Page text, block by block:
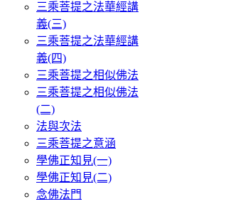
三乘菩提之法華經講
義(三)
三乘菩提之法華經講
義(四)
三乘菩提之相似佛法
三乘菩提之相似佛法
(二)
法與次法
三乘菩提之意涵
學佛正知見(一)
學佛正知見(二)
念佛法門